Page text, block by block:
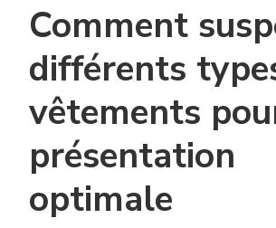
Comment
différents
vêtements
présentation
optimale